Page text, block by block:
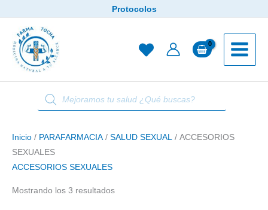
contenido
Protocolos
de
productos
Inicio / PARAFARMACIA/ SALUD SEXUAL / ACCESORIOS
SEXUALES
ACCESORIOS SEXUALES
Mostrando los 3 resultados